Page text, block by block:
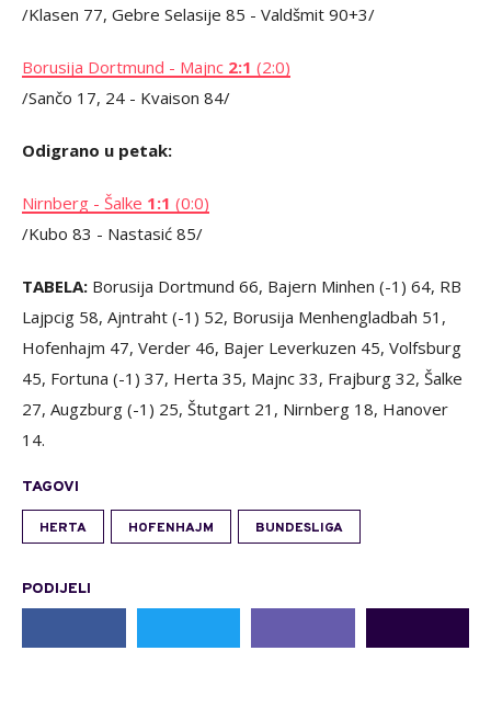
/Klasen 77, Gebre Selasije 85 - Valdšmit 90+3/
Borusija Dortmund - Majnc 2:1 (2:0)
/Sančo 17, 24 - Kvaison 84/
Odigrano u petak:
Nirnberg - Šalke 1:1 (0:0)
/Kubo 83 - Nastasić 85/
TABELA: Borusija Dortmund 66, Bajern Minhen (-1) 64, RB
Lajpcig 58, Ajntraht (-1) 52, Borusija Menhengladbah 51,
Hofenhajm 47, Verder 46, Bajer Leverkuzen 45, Volfsburg
45, Fortuna (-1) 37, Herta 35, Majnc 33, Frajburg 32, Šalke
27, Augzburg (-1) 25, Štutgart 21, Nirnberg 18, Hanover
14.
TAGOVI
HERTA HOFENHAJM BUNDESLIGA
PODIJELI